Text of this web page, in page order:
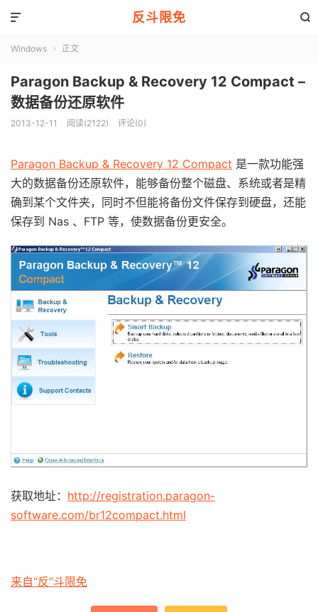
反斗限免 

Windows  正文
Paragon Backup & Recovery 12 Compact –
数据备份还原软件
2013-12-11 阅读(2122) 评论(0)
Paragon Backup & Recovery 12 Compact 是一款功能强
大的数据备份还原软件，能够备份整个磁盘、系统或者是精
确到某个文件夹，同时不但能将备份文件保存到硬盘，还能
保存到 Nas 、FTP 等，使数据备份更安全。
获取地址： http://registration.paragon-
software.com/br12compact.html
来自“反”斗限免